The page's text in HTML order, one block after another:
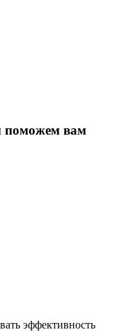
поможем вам
эффективность